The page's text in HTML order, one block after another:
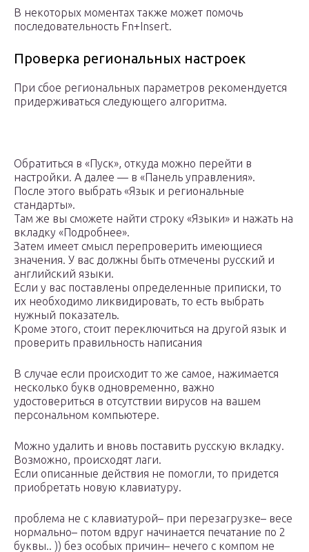
В некоторых моментах также может помочь
последовательность Fn+Insert.
Проверка региональных настроек
При сбое региональных параметров рекомендуется
придерживаться следующего алгоритма.
Обратиться в «Пуск», откуда можно перейти в
настройки. А далее — в «Панель управления».
После этого выбрать «Язык и региональные
стандарты».
Там же вы сможете найти строку «Языки» и нажать на
вкладку «Подробнее».
Затем имеет смысл перепроверить имеющиеся
значения. У вас должны быть отмечены русский и
английский языки.
Если у вас поставлены определенные приписки, то
их необходимо ликвидировать, то есть выбрать
нужный показатель.
Кроме этого, стоит переключиться на другой язык и
проверить правильность написания
В случае если происходит то же самое, нажимается
несколько букв одновременно, важно
удостовериться в отсутствии вирусов на вашем
персональном компьютере.
Можно удалить и вновь поставить русскую вкладку.
Возможно, происходят лаги.
Если описанные действия не помогли, то придется
приобретать новую клавиатуру.
проблема не с клавиатурой– при перезагрузке– весе
нормально– потом вдруг начинается печатание по 2
буквы.. )) без особых причин– нечего с компом не